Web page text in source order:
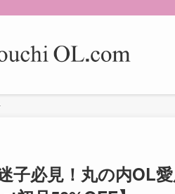
子必見！丸の内OL